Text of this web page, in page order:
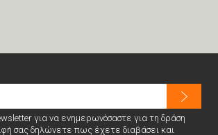
για να ενημερωνόσαστε για τη δράση
σας δηλώνετε πως έχετε διαβάσει και